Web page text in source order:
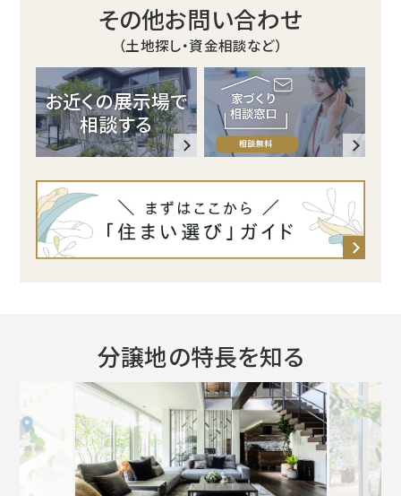
その他お問い合わせ
（土地探し・資金相談など）
お近くの展示場で
相談する
分譲地の特長を知る